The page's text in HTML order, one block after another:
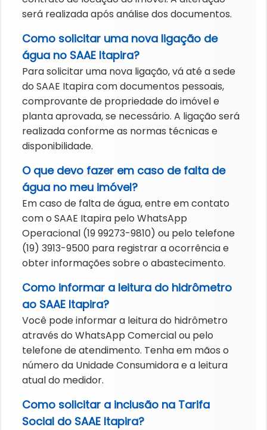
será realizada após análise dos documentos.
Como solicitar uma nova ligação de
água no SAAE Itapira?
Para solicitar uma nova ligação, vá até a sede
do SAAE Itapira com documentos pessoais,
comprovante de propriedade do imóvel e
planta aprovada, se necessário. A ligação será
realizada conforme as normas técnicas e
disponibilidade.
O que devo fazer em caso de falta de
água no meu imóvel?
Em caso de falta de água, entre em contato
com o SAAE Itapira pelo WhatsApp
Operacional (19 99273-9810) ou pelo telefone
(19) 3913-9500 para registrar a ocorrência e
obter informações sobre o abastecimento.
Como informar a leitura do hidrômetro
ao SAAE Itapira?
Você pode informar a leitura do hidrômetro
através do WhatsApp Comercial ou pelo
telefone de atendimento. Tenha em mãos o
número da Unidade Consumidora e a leitura
atual do medidor.
Como solicitar a inclusão na Tarifa
Social do SAAE Itapira?